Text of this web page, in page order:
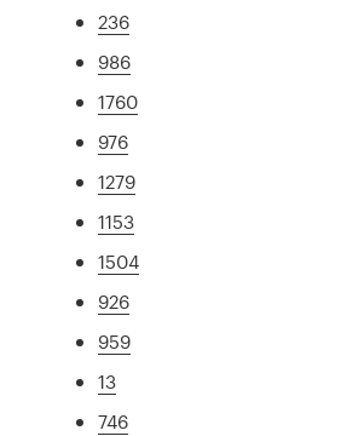
236
986
1760
976
1279
1153
1504
926
959
13
746